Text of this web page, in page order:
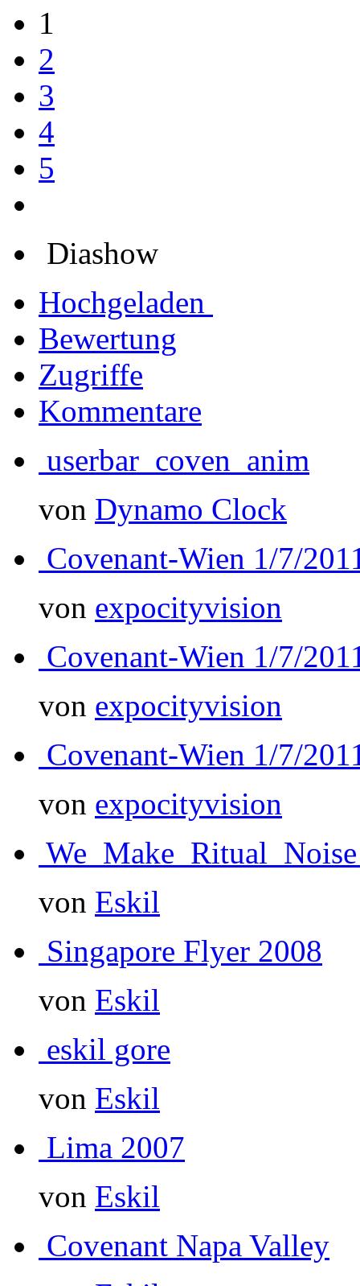
1
2
3
4
5
Diashow
Hochgeladen
Bewertung
Zugriffe
Kommentare
userbar_coven_anim
von Dynamo Clock
Covenant-Wien 1/7/
von expocityvision
Covenant-Wien 1/7/
von expocityvision
Covenant-Wien 1/7/
von expocityvision
von Eskil
Singapore Flyer 2008
von Eskil
eskil gore
von Eskil
Lima 2007
von Eskil
Covenant Napa Valley